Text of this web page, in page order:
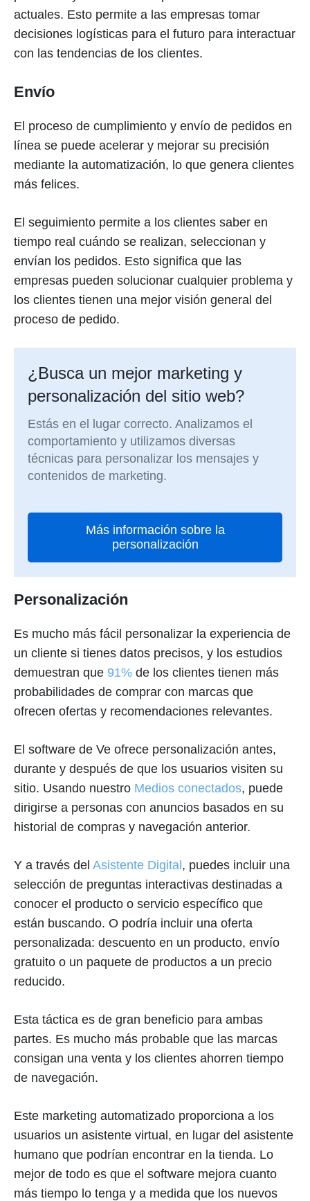
actuales. Esto permite a las empresas tomar
decisiones logísticas para el futuro para interactuar
con las tendencias de los clientes.
Envío
El proceso de cumplimiento y envío de pedidos en
línea se puede acelerar y mejorar su precisión
mediante la automatización, lo que genera clientes
más felices.
El seguimiento permite a los clientes saber en
tiempo real cuándo se realizan, seleccionan y
envían los pedidos. Esto significa que las
empresas pueden solucionar cualquier problema y
los clientes tienen una mejor visión general del
proceso de pedido.
¿Busca un mejor marketing y
personalización del sitio web?
Estás en el lugar correcto. Analizamos el
comportamiento y utilizamos diversas
técnicas para personalizar los mensajes y
contenidos de marketing.
Más información sobre la
personalización
Personalización
Es mucho más fácil personalizar la experiencia de
un cliente si tienes datos precisos, y los estudios
demuestran que 91% de los clientes tienen más
probabilidades de comprar con marcas que
ofrecen ofertas y recomendaciones relevantes.
El software de Ve ofrece personalización antes,
durante y después de que los usuarios visiten su
sitio. Usando nuestro Medios conectados, puede
dirigirse a personas con anuncios basados en su
historial de compras y navegación anterior.
Y a través del Asistente Digital, puedes incluir una
selección de preguntas interactivas destinadas a
conocer el producto o servicio específico que
están buscando. O podría incluir una oferta
personalizada: descuento en un producto, envío
gratuito o un paquete de productos a un precio
reducido.
Esta táctica es de gran beneficio para ambas
partes. Es mucho más probable que las marcas
consigan una venta y los clientes ahorren tiempo
de navegación.
Este marketing automatizado proporciona a los
usuarios un asistente virtual, en lugar del asistente
humano que podrían encontrar en la tienda. Lo
mejor de todo es que el software mejora cuanto
más tiempo lo tenga y a medida que los nuevos